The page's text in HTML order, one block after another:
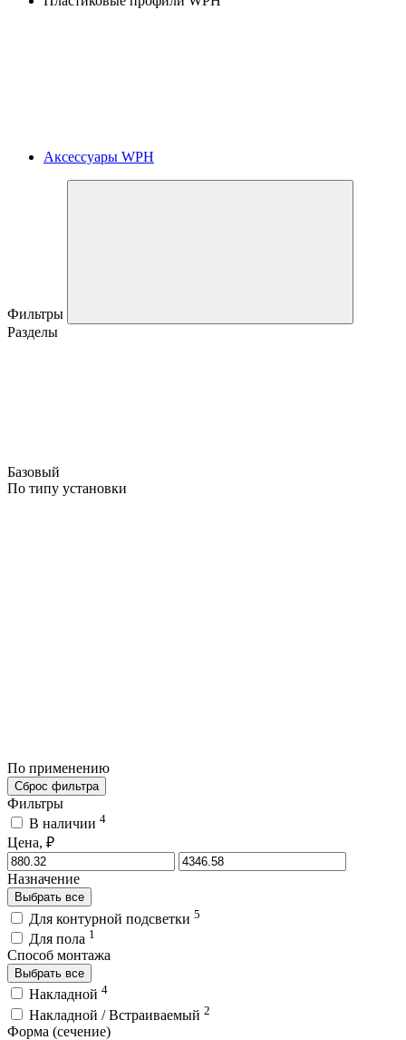
Аксессуары WPH
Фильтры
Разделы
Базовый
По типу установки
По применению
Сброс фильтра
Фильтры
В наличии 4
Цена, ₽
Назначение
Выбрать все
Для контурной подсветки 5
Для пола 1
Способ монтажа
Выбрать все
Накладной 4
Накладной / Встраиваемый 2
Форма (сечение)